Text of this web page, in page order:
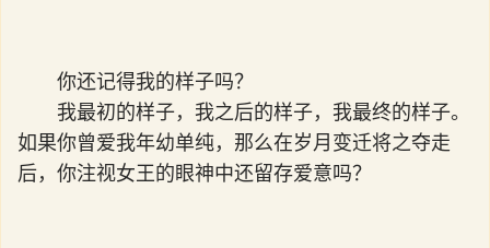
你还记得我的样子吗？
我最初的样子，我之后的样子，我最终的样子。
如果你曾爱我年幼单纯，那么在岁月变迁将之夺走
后，你注视女王的眼神中还留存爱意吗？